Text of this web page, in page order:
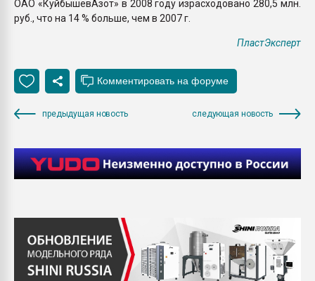
ОАО «КуйбышевАзот» в 2008 году израсходовано 280,5 млн.
руб., что на 14 % больше, чем в 2007 г.
ПластЭксперт
предыдущая новость следующая новость